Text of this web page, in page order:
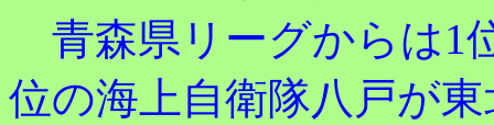
青森県リーグからは1
位の海上自衛隊八戸が